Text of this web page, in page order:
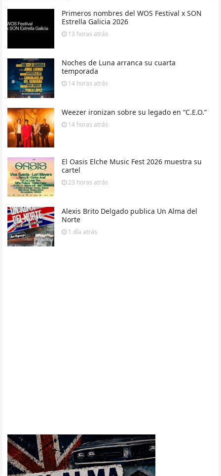
Primeros nombres del WOS Festival x SON
Estrella Galicia 2026
13 horas atrás
Noches de Luna arranca su cuarta
temporada
14 horas atrás
Weezer ironizan sobre su legado en “C.E.O.”
14 horas atrás
El Oasis Elche Music Fest 2026 muestra su
cartel
23 horas atrás
Alexis Brito Delgado publica Un Alma del
Norte
1 día atrás